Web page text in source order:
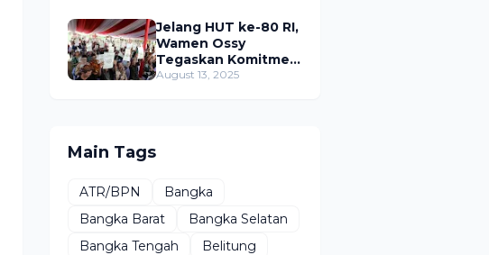
di 2024 Berjalan
Lancar
Jelang HUT ke-80 RI,
Wamen Ossy
Tegaskan Komitmen
Presiden Prabowo
August 13, 2025
Main Tags
ATR/BPN
Bangka
Bangka Barat
Bangka Selatan
Bangka Tengah
Belitung